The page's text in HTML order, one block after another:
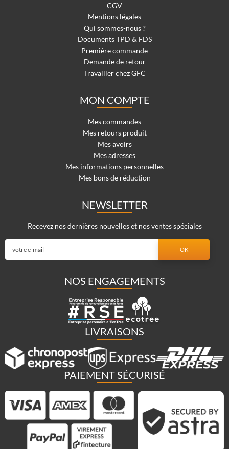
CGV
Mentions légales
Qui sommes-nous ?
Documents TPD & FDS
Première commande
Demande de retour
Travailler chez GFC
MON COMPTE
Mes commandes
Mes retours produit
Mes avoirs
Mes adresses
Mes informations personnelles
Mes bons de réduction
NEWSLETTER
Recevez nos dernières nouvelles et nos ventes spéciales
NOS ENGAGEMENTS
LIVRAISONS
PAIEMENT SÉCURISÉ